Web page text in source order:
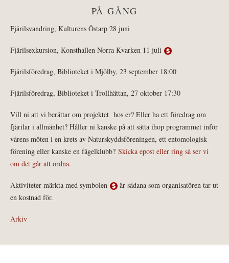
PÅ GÅNG
Fjärilsvandring, Kulturens Östarp 28 juni
Fjärilsexkursion, Konsthallen Norra Kvarken 11 juli
Fjärilsföredrag, Biblioteket i Mjölby, 23 september 18:00
Fjärilsföredrag, Biblioteket i Trollhättan, 27 oktober 17:30
Vill ni att vi berättar om projektet hos er? Eller ha ett föredrag om
fjärilar i allmänhet? Håller ni kanske på att sätta ihop programmet inför
vårens möten i en krets av Naturskyddsföreningen, ett entomologisk
förening eller kanske en fågelklubb? Skicka epost eller ring så ser vi
om det går att ordna.
Aktiviteter märkta med symbolen
är sådana som organisatören tar ut
en kostnad för.
Arkiv